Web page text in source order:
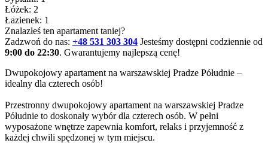
Łóżek: 2
Łazienek: 1
Znalazłeś ten apartament taniej?
Zadzwoń do nas: +48 531 303 304 Jesteśmy dostępni codziennie od
9:00 do 22:30. Gwarantujemy najlepszą cenę!
Dwupokojowy apartament na warszawskiej Pradze Półudnie –
idealny dla czterech osób!
Przestronny dwupokojowy apartament na warszawskiej Pradze
Półudnie to doskonały wybór dla czterech osób. W pełni
wyposażone wnętrze zapewnia komfort, relaks i przyjemność z
każdej chwili spędzonej w tym miejscu.